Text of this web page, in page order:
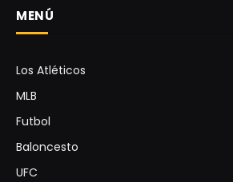
MENÚ
Los Atléticos
MLB
Futbol
Baloncesto
UFC